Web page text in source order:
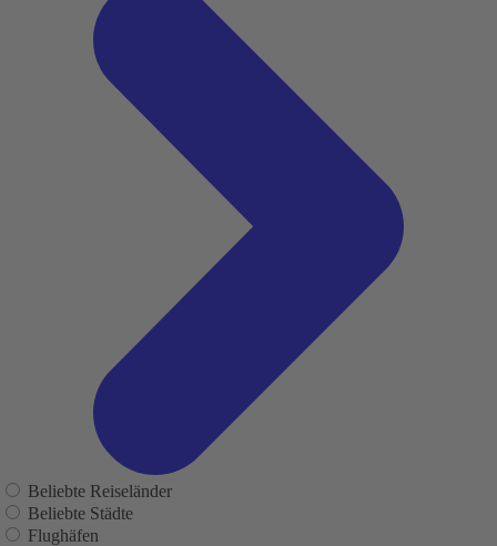
Beliebte Reiseländer
Beliebte Städte
Flughäfen